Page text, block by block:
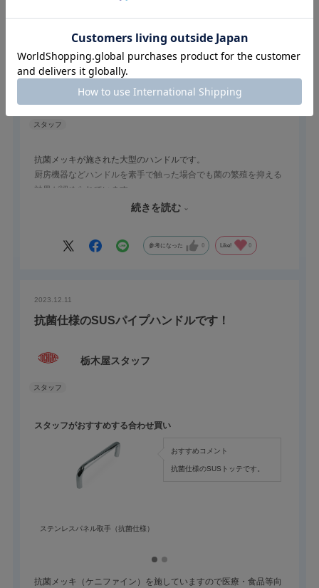
抗菌仕様の大型ハンドル
栃木屋スタッフ
抗菌メッキが施された大型のハンドルです。
厨房機器などハンドルを素手で触った場合でも菌の繁殖を抑える
効果が認められています。
シリーズ製品の中でもTHA-247V-3ピッチが500ｍｍあり、大型装
続きを読む
参考になった 0 Like! 0
2023.12.11
抗菌仕様のSUSパイプハンドルです！
栃木屋スタッフ
スタッフがおすすめする合わせ買い
ステンレスパネル取手（抗菌仕様）
おすすめコメント
抗菌仕様のSUSトッテです。
抗菌メッキ（ケニファイン）を施していますので医療・食品等向